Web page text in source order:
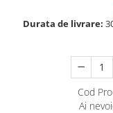
Anvelope pneumatice
Camere de aer
Valve & extensii
Durata de livrare:
Cod
Ai